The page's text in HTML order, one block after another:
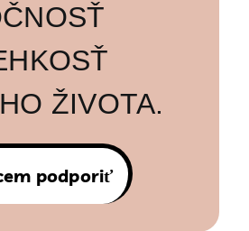
ŽIVOTA.
podporiť